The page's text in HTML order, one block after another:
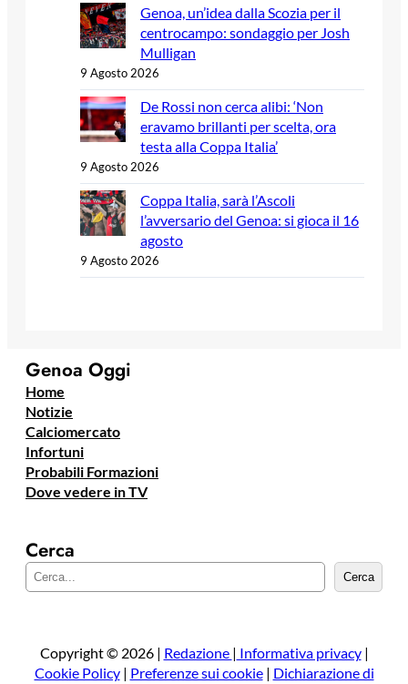
Genoa, un’idea dalla Scozia per il
centrocampo: sondaggio per Josh
Mulligan
9 Agosto 2026
De Rossi non cerca alibi: ‘Non
eravamo brillanti per scelta, ora
testa alla Coppa Italia’
9 Agosto 2026
Coppa Italia, sarà l’Ascoli
l’avversario del Genoa: si gioca il 16
agosto
9 Agosto 2026
Genoa Oggi
Home
Notizie
Calciomercato
Infortuni
Probabili Formazioni
Dove vedere in TV
Cerca
e
a
Cerca
Copyright © 2026 | Redazione | Informativa privacy|
Cookie Policy| Preferenze sui cookie| Dichiarazione di